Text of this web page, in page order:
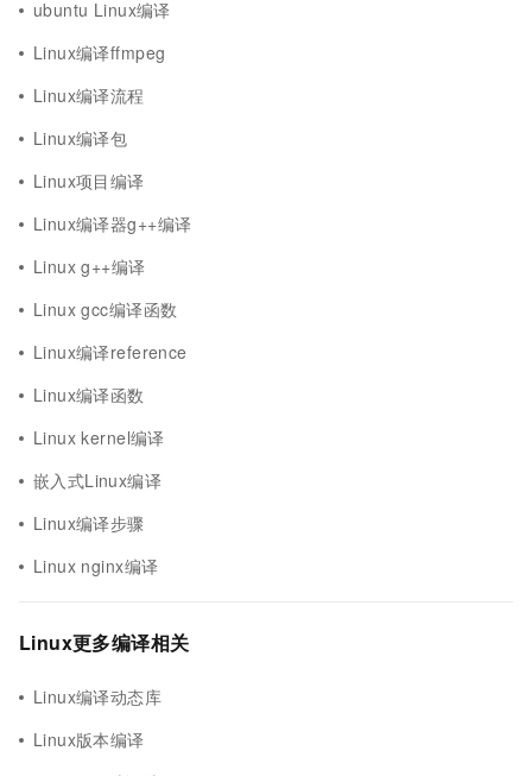
ubuntu Linux编译
Linux编译ffmpeg
Linux编译流程
Linux编译包
Linux项目编译
Linux编译器g++编译
Linux g++编译
Linux gcc编译函数
Linux编译reference
Linux编译函数
Linux kernel编译
嵌入式Linux编译
Linux编译步骤
Linux nginx编译
Linux更多编译相关
Linux编译动态库
Linux版本编译